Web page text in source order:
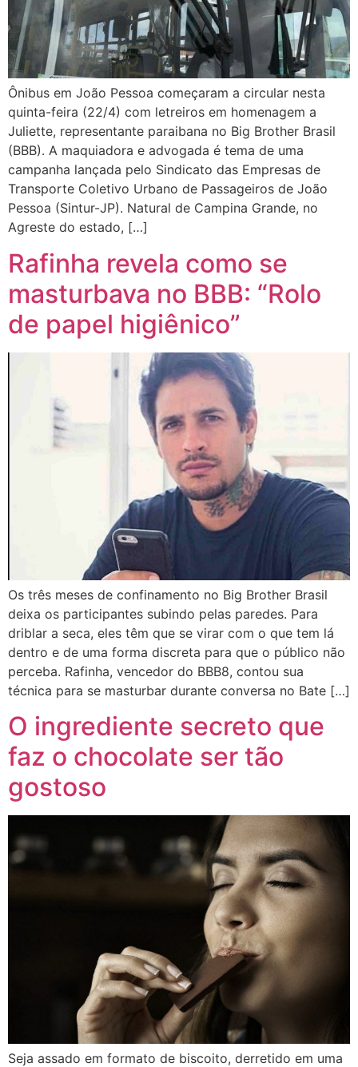
Ônibus em João Pessoa começaram a circular nesta
quinta-feira (22/4) com letreiros em homenagem a
Juliette, representante paraibana no Big Brother Brasil
(BBB). A maquiadora e advogada é tema de uma
campanha lançada pelo Sindicato das Empresas de
Transporte Coletivo Urbano de Passageiros de João
Pessoa (Sintur-JP). Natural de Campina Grande, no
Agreste do estado, […]
Rafinha revela como se
masturbava no BBB: “Rolo
de papel higiênico”
Os três meses de confinamento no Big Brother Brasil
deixa os participantes subindo pelas paredes. Para
driblar a seca, eles têm que se virar com o que tem lá
dentro e de uma forma discreta para que o público não
perceba. Rafinha, vencedor do BBB8, contou sua
técnica para se masturbar durante conversa no Bate […]
O ingrediente secreto que
faz o chocolate ser tão
gostoso
Seja assado em formato de biscoito, derretido em uma